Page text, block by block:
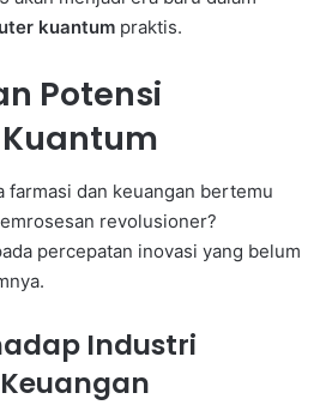
kuantum praktis.
Potensi
farmasi dan keuangan bertemu
revolusioner?
percepatan inovasi yang belum
Industri